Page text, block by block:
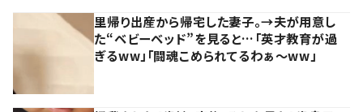
里帰り出産から帰宅した妻子。→夫が用意し
た“ベビーベッド”を見ると…「英才教育が過
ぎるww」「闘魂こめられてるわぁ～ww」